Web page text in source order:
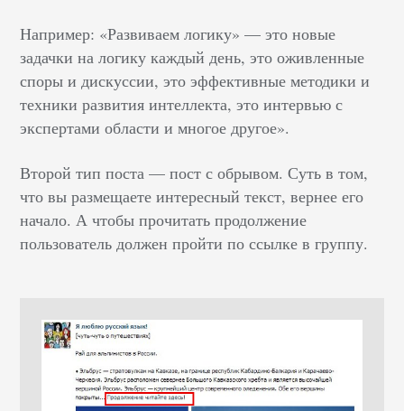
Например: «Развиваем логику» — это новые
задачки на логику каждый день, это оживленные
споры и дискуссии, это эффективные методики и
техники развития интеллекта, это интервью с
экспертами области и многое другое».
Второй тип поста — пост с обрывом. Суть в том,
что вы размещаете интересный текст, вернее его
начало. А чтобы прочитать продолжение
пользователь должен пройти по ссылке в группу.